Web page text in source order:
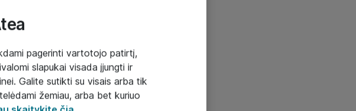
pagerinti vartotojo patirtį,
slapukai visada įjungti ir
Galite sutikti su visais arba tik
žemiau, arba bet kuriuo